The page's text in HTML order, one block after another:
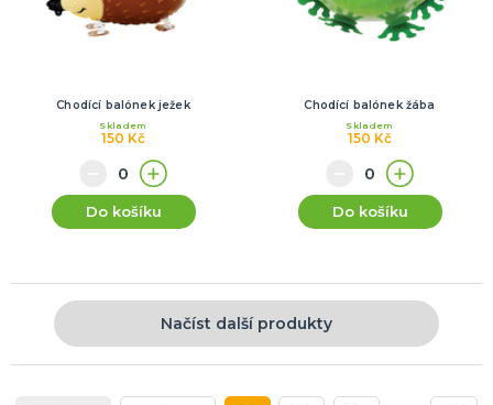
Chodící balónek ježek
150 Kč
Skladem
Do košíku
Chodící balónek žába
150 Kč
Skladem
Do košíku
Načíst další produkty